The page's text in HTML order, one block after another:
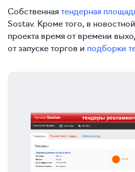
Собственнаятендерная
Sostav. Кроме того, в
проекта время от времени
от запуске торгов и подборки